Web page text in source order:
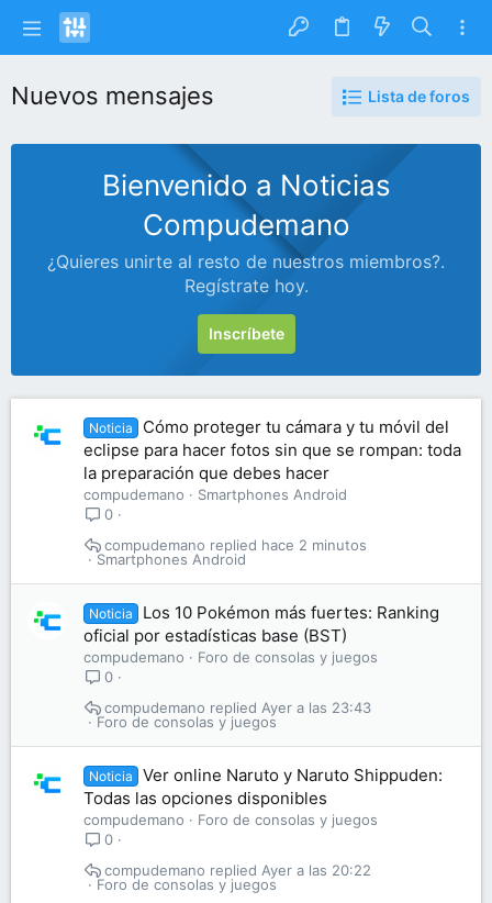
Nuevos mensajes Lista de foros
Bienvenido a Noticias
Compudemano
¿Quieres unirte al resto de nuestros miembros?.
Regístrate hoy.
Inscríbete
Noticia
Cómo proteger tu cámara y tu móvil del
eclipse para hacer fotos sin que se rompan: toda
la preparación que debes hacer
compudemano
Smartphones Android
0
Smartphones Android
hace 2 minutos
compudemano
Noticia
Los 10 Pokémon más fuertes: Ranking
oficial por estadísticas base (BST)
compudemano
Foro de consolas y juegos
0
Foro de consolas y juegos
Ayer a las 23:43
compudemano
Noticia
Ver online Naruto y Naruto Shippuden:
Todas las opciones disponibles
compudemano
Foro de consolas y juegos
0
Foro de consolas y juegos
Ayer a las 20:22
compudemano